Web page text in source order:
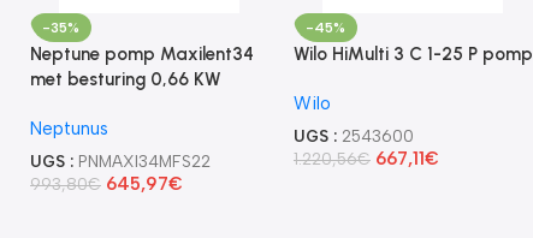
-35%
Neptune pomp Maxilent34
met besturing 0,66 KW
Neptunus
UGS : PNMAXI34MFS22
993,80€ 645,97€
-45%
Wilo HiMulti 3 C 1-25 P pomp
Wilo
UGS : 2543600
1.220,56€ 667,11€